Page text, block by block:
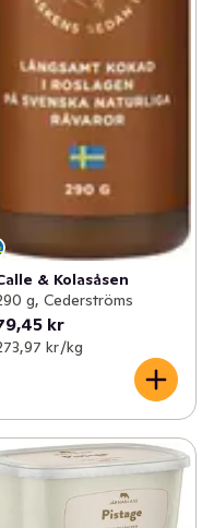
& Kolasåsen
g, Cederströms
kr
kr /kg